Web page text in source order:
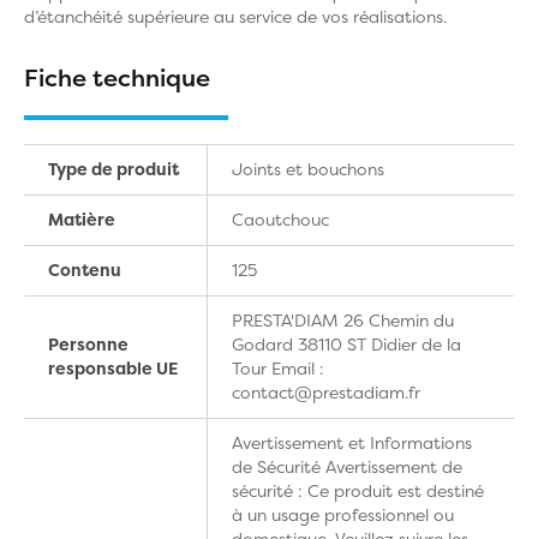
d’étanchéité supérieure au service de vos réalisations.
Fiche technique
Type de produit Joints et bouchons
Matière Caoutchouc
Contenu 125
Personne
responsable UE
PRESTA'DIAM 26 Chemin du
Godard 38110 ST Didier de la
Tour Email :
contact@prestadiam.fr
Avertissement et Informations
de Sécurité Avertissement de
sécurité : Ce produit est destiné
à un usage professionnel ou